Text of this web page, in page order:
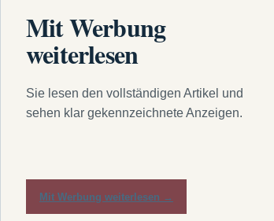
Mit Werbung
weiterlesen
Sie lesen den vollständigen Artikel und
sehen klar gekennzeichnete Anzeigen.
Mit Werbung weiterlesen →